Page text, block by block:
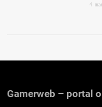
4
Gamerweb – portal